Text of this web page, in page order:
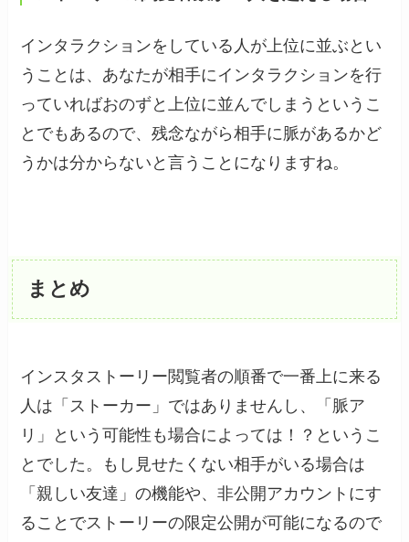
インタラクションをしている人が上位に並ぶとい
うことは、あなたが相手にインタラクションを行
っていればおのずと上位に並んでしまうというこ
とでもあるので、残念ながら相手に脈があるかど
うかは分からないと言うことになりますね。
まとめ
インスタストーリー閲覧者の順番で一番上に来る
人は「ストーカー」ではありませんし、「脈ア
リ」という可能性も場合によっては！？というこ
とでした。もし見せたくない相手がいる場合は
「親しい友達」の機能や、非公開アカウントにす
ることでストーリーの限定公開が可能になるので